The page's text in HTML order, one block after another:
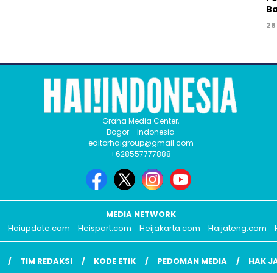
Graha Media Center,
Bogor - Indonesia
editorhaigroup@gmail.com
+628557777888
MEDIA NETWORK
Haiupdate.com Heisport.com Heijakarta.com Haijateng.com
TIM REDAKSI KODE ETIK PEDOMAN MEDIA HAK